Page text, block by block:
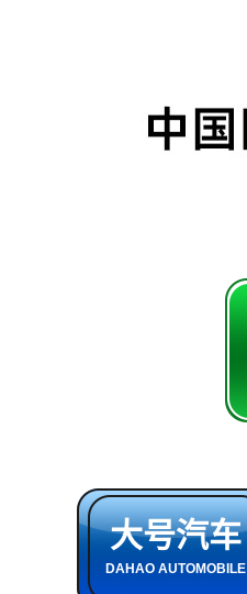
大号汽车
DAHAO AUTOMOBILE